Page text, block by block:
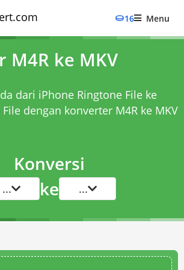
16 Menu
M4R ke MKV
dari iPhone Ringtone File ke
dengan konverter M4R ke MKV
Konversi
... ke ...